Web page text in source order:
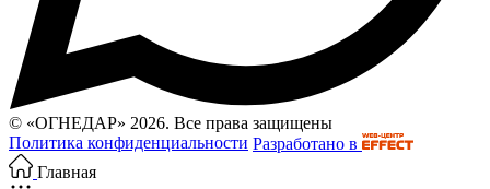
© «ОГНЕДАР» 2026. Все права защищены
Политика конфиденциальности Разработано в
Главная